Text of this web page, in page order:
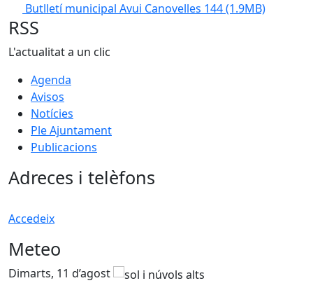
Butlletí municipal Avui Canovelles 144(1.9MB)
RSS
L'actualitat a un clic
Agenda
Avisos
Notícies
Ple Ajuntament
Publicacions
Adreces i telèfons
Accedeix
Meteo
Dimarts, 11 d’agost